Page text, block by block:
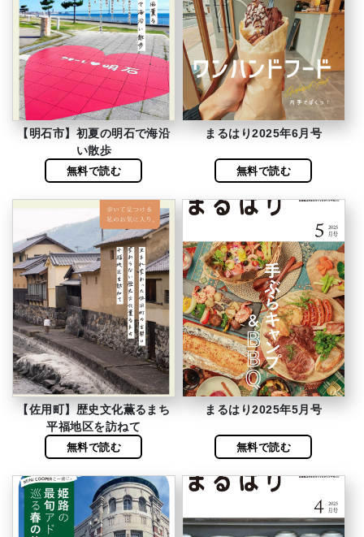
【明石市】初夏の明石で海沿
い散歩
無料で読む
まるはり2025年6月号
無料で読む
【佐用町】歴史文化薫るまち
平福地区を訪ねて
無料で読む
まるはり2025年5月号
無料で読む